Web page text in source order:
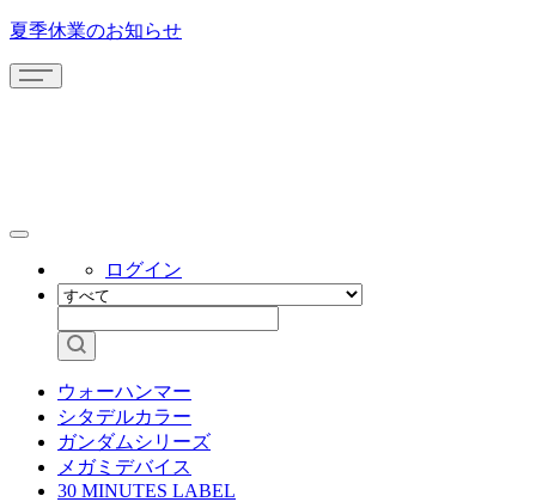
夏季休業のお知らせ
ログイン
ウォーハンマー
シタデルカラー
ガンダムシリーズ
メガミデバイス
30 MINUTES LABEL